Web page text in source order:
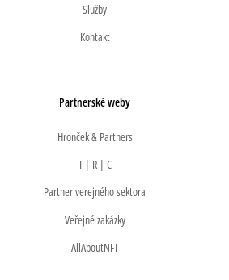
Služby
Kontakt
Partnerské weby
Hronček & Partners
T | R | C
Partner verejného sektora
Veřejné zakázky
AllAboutNFT